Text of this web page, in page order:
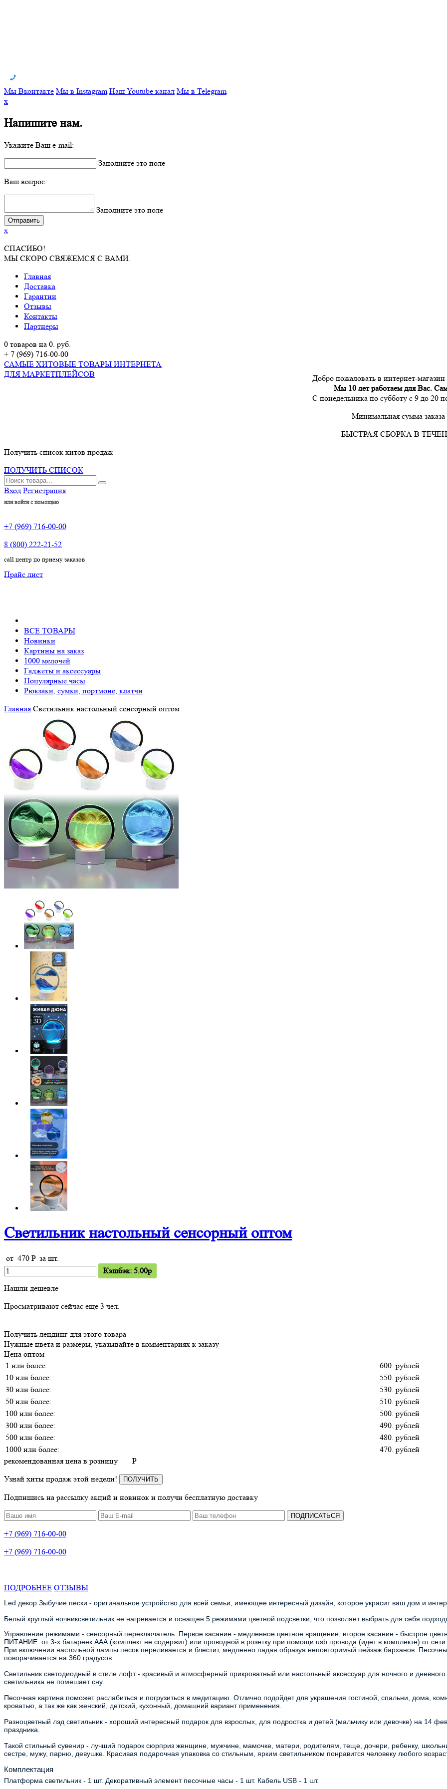
Мы Вконтакте Мы в Instagram Наш Youtube канал Мы в Telegram
x
Напишите нам.
Укажите Ваш e-mail:
Заполните это поле
Ваш вопрос:
Заполните это поле
x
СПАСИБО!
МЫ СКОРО СВЯЖЕМСЯ С ВАМИ.
Главная
Доставка
Гарантии
Отзывы
Контакты
Партнеры
0 товаров на 0. руб.
+ 7 (969) 716-00-00
САМЫЕ ХИТОВЫЕ ТОВАРЫ ИНТЕРНЕТА
ДЛЯ МАРКЕТПЛЕЙСОВ
Добро пожаловать в интернет-
Мы 10 лет работаем для Вас.
С понедельника по субботу с 9 до 20
Минимальная сумма заказа
БЫСТРАЯ СБОРКА В
Получить список хитов продаж
ПОЛУЧИТЬ СПИСОК
Вход Регистрация
или войти с помощью
+7 (969) 716-00-00
8 (800) 222-21-52
call центр по приему заказов
Прайс лист
ВСЕ ТОВАРЫ
Новинки
Картины на заказ
1000 мелочей
Гаджеты и аксессуары
Популярные часы
Рюкзаки, сумки, портмоне, клатчи
Главная Светильник настольный сенсорный оптом
Светильник настольный сенсорный оптом
от 470 Pза шт.
Кэшбэк: 5.00p
Нашли дешевле
Просматривают сейчас еще 3 чел.
Получить лендинг для этого товара
Нужные цвета и размеры, указывайте в комментариях к заказу
Цена оптом
1 или более:
600. рублей
10 или более:
550. рублей
30 или более:
530. рублей
50 или более:
510. рублей
100 или более:
500. рублей
300 или более:
490. рублей
500 или более:
480. рублей
1000 или более:
470. рублей
рекомендованная цена в розницу
P
Узнай хиты продаж этой недели!
ПОЛУЧИТЬ
Подпишись на рассылку акций и новинок и получи бесплатную доставку
ПОДПИСАТЬСЯ
+7 (969) 716-00-00
+7 (969) 716-00-00
ПОДРОБНЕЕ ОТЗЫВЫ
Led декор Зыбучие пески - оригинальное устройство для всей семьи, имеющее интересный дизайн, которое украсит ваш дом и
Белый круглый ночниксветильник не нагревается и оснащен 5 режимами цветной подсветки, что позволяет выбрать для себя
Управление режимами - сенсорный переключатель. Первое касание - медленное цветное вращение, второе касание - быстрое
ПИТАНИЕ: от 3-х батареек ААА (комплект не содержит) или проводной в розетку при помощи usb провода (идет в комплекте) от сети.
При включении настольной лампы песок переливается и блестит, медленно падая образуя неповторимый пейзаж барханов.
поворачивается на 360 градусов.
Светильник светодиодный в стиле лофт - красивый и атмосферный прикроватный или настольный аксессуар для ночного и
светильника не помешает сну.
Песочная картина поможет раслабиться и погрузиться в медитацию. Отлично подойдет для украшения гостиной, спальни, дома,
кроватью, а так же как женский, детский, кухонный, домашний вариант применения.
Разноцветный лэд светильник - хороший интересный подарок для взрослых, для подростка и детей (мальчику или девочке) на 14
праздника.
Такой стильный сувенир - лучший подарок сюрприз женщине, мужчине, мамочке, матери, родителям, теще, дочери, ребенку,
сестре, мужу, парню, девушке. Красивая подарочная упаковка со стильным, ярким светильником понравится человеку любого
Комплектация
Платформа светильник - 1 шт. Декоративный элемент песочные часы - 1 шт. Кабель USB - 1 шт.